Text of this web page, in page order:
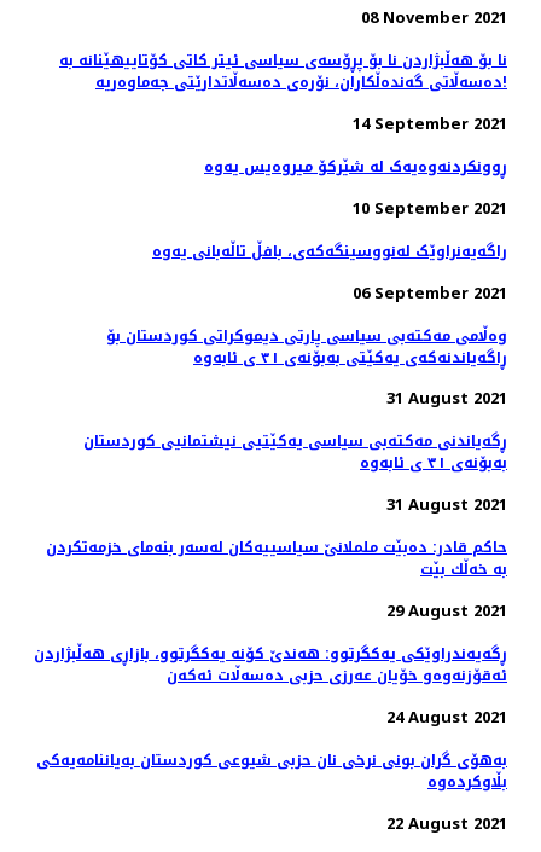
08 November 2021
نا بۆ هەڵبژاردن نا بۆ پڕۆسەی سیاسی ئیتر کاتی کۆتاییهێنانە بە
دەسەڵاتی گەندەڵکاران، نۆرەی دەسەڵاتدارێتی جەماوەریە!
14 September 2021
ڕوونکردنەوەیەک لە شێركۆ میروەیس یەوە
10 September 2021
راگەیەنراوێک لەنووسینگەکەى، بافڵ تاڵەبانی یەوە
06 September 2021
وەڵامی مەکتەبی سیاسی پارتی دیموکراتی کوردستان بۆ
ڕاگەیاندنەکەی یەکێتی بەبۆنەی ٣١ ی ئابەوە
31 August 2021
ڕگەیاندنی مه‌كته‌بی سیاسی یه‌كێتیی نیشتمانیی كوردستان
بەبۆنەی ٣١ ی ئابەوە
31 August 2021
حاكم قادر: دەبێت ململانێ سیاسییەكان لەسەر بنەمای خزمەتكردن
بە خەڵك بێت
29 August 2021
ڕگەیەندراوێکی یەكگرتوو: هەندێ کۆنە یەکگرتوو، بازاڕی هەڵبژاردن
ئەقۆزنەوەو خۆیان عەرزی حزبی دەسەڵات ئەكەن
24 August 2021
بەهۆی گران بونی نرخی نان حزبی شیوعی کوردستان بەیاننامەیەکی
بڵاوکردەوە
22 August 2021